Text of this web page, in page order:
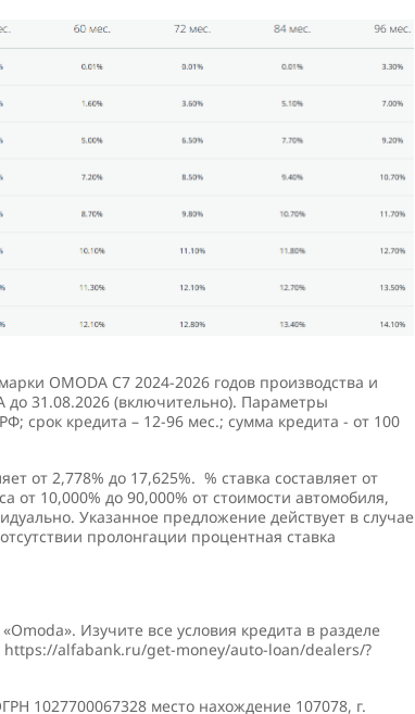
OMODA C7 2024-2026 годов производства и
до 31.08.2026 (включительно). Параметры
срок кредита – 12-96 мес.; сумма кредита - от 100
от 2,778% до 17,625%. % ставка составляет от
от 10,000% до 90,000% от стоимости автомобиля,
Указанное предложение действует в случае
пролонгации процентная ставка
Изучите все условия кредита в разделе
https://alfabank.ru/get-money/auto-loan/dealers/?
1027700067328 место нахождение 107078, г.